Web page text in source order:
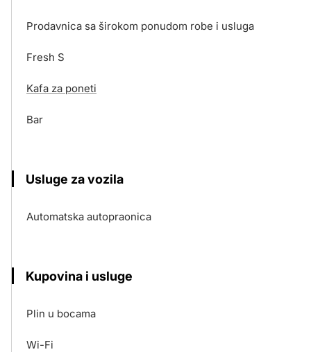
Prodavnica sa širokom ponudom robe i usluga
Fresh S
Kafa za poneti
Bar
Usluge za vozila
Automatska autopraonica
Kupovina i usluge
Plin u bocama
Wi-Fi